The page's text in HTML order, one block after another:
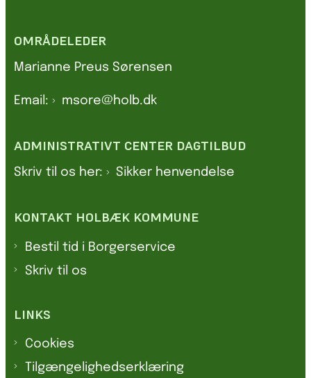
OMRÅDELEDER
Marianne Preus Sørensen
Email: msore@holb.dk
ADMINISTRATIVT CENTER DAGTILBUD
Skriv til os her: Sikker henvendelse
KONTAKT HOLBÆK KOMMUNE
Bestil tid i Borgerservice
Skriv til os
LINKS
Cookies
Tilgængelighedserklæring